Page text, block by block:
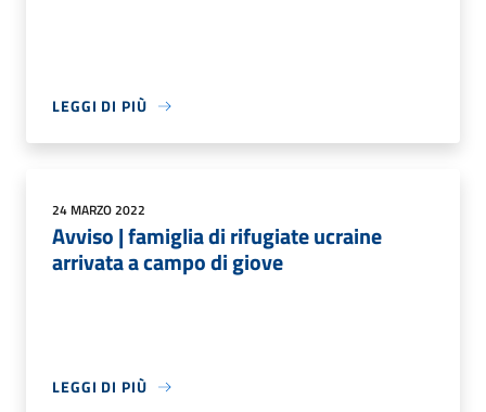
LEGGI DI PIÙ
24 MARZO 2022
Avviso | famiglia di rifugiate ucraine
arrivata a campo di giove
LEGGI DI PIÙ